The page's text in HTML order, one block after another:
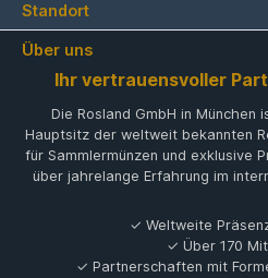
Standort
Über uns
Ihr vertrauensvoller
Die Rosland GmbH in
Hauptsitz der weltweit bekannten
für Sammlermünzen und exklusive
über jahrelange Erfahrung im
✓ Weltweite
✓ Über 170
✓ Partnerschaften mit